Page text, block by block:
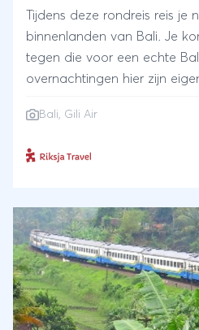
Tijdens deze rondreis reis
binnenlanden van Bali. Je
tegen die voor een echte
overnachtingen hier zijn
Gili Air, met witte stranden uit
Bali, Gili Air